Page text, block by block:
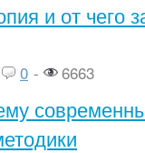
и от чего
0 - 6663